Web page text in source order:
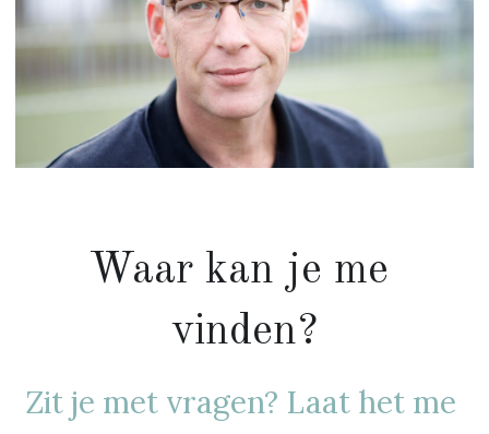
Waar kan je me
vinden?
Zit je met vragen? Laat het me